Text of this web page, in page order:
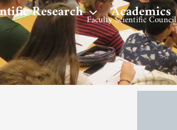
Research Academics
Faculty Scientific Council